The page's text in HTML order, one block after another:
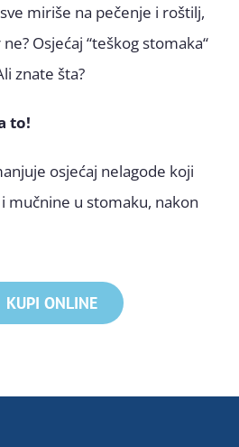
miriše na pečenje i roštilj,
Osjećaj “teškog stomaka“
znate šta?
to!
osjećaj nelagode koji
mučnine u stomaku, nakon
KUPI ONLINE